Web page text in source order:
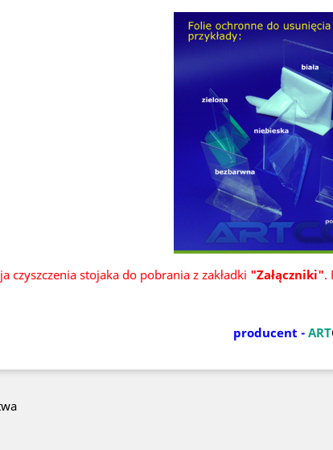
czyszczenia stojaka do pobrania z zakładki "Załączniki".
producent - ART